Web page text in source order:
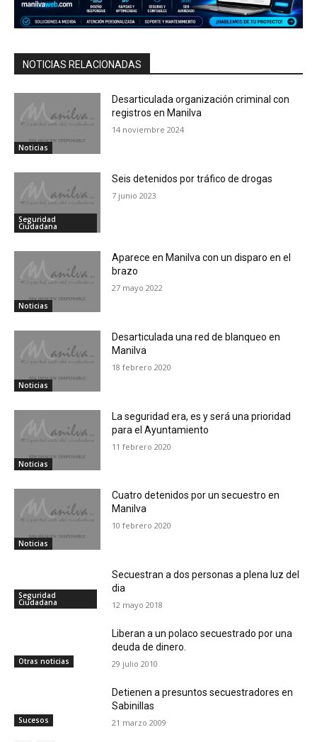
NOTICIAS RELACIONADAS
Noticias
Desarticulada organización criminal con
registros en Manilva
14 noviembre 2024
Seguridad
Ciudadana
Seis detenidos por tráfico de drogas
7 junio 2023
Noticias
Aparece en Manilva con un disparo en el
brazo
27 mayo 2022
Noticias
Desarticulada una red de blanqueo en
Manilva
18 febrero 2020
Noticias
La seguridad era, es y será una prioridad
para el Ayuntamiento
11 febrero 2020
Noticias
Cuatro detenidos por un secuestro en
Manilva
10 febrero 2020
Seguridad
Ciudadana
Secuestran a dos personas a plena luz del
dia
12 mayo 2018
Otras noticias
Liberan a un polaco secuestrado por una
deuda de dinero.
29 julio 2010
Sucesos
Detienen a presuntos secuestradores en
Sabinillas
21 marzo 2009